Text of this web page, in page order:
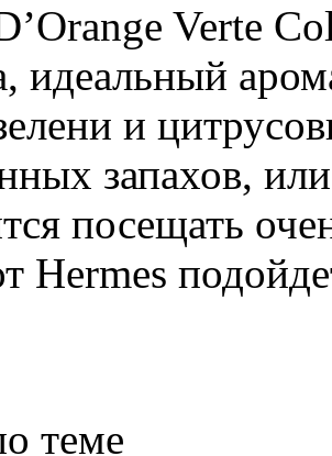
Verte
идеальный
и
запахов,
посещать
Hermes
теме